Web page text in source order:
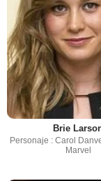
Brie
Personaje : Carol
Marvel